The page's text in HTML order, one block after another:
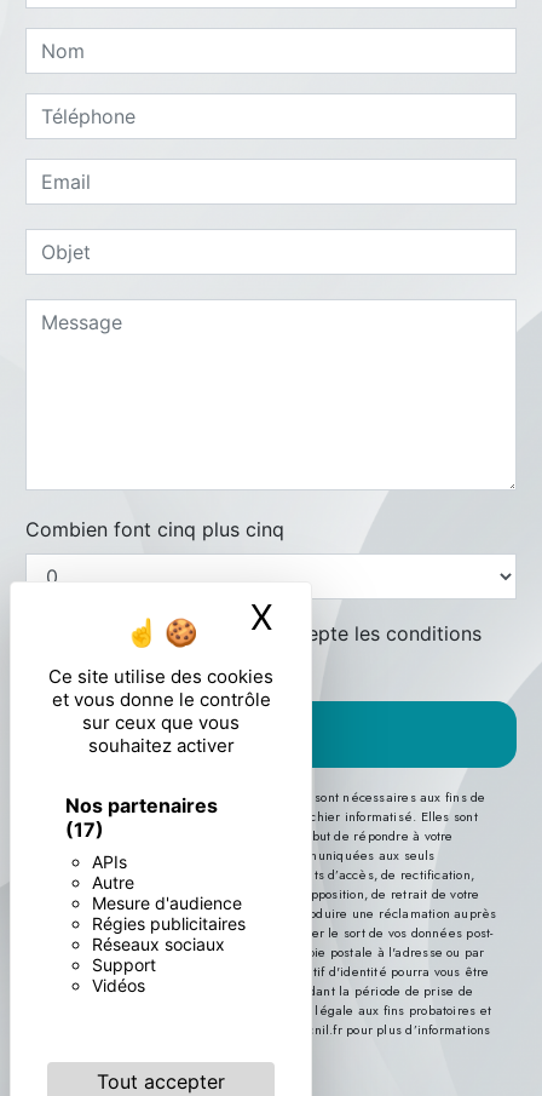
Ce site utilise des cookies
et vous donne le contrôle
sur ceux que vous
souhaitez activer
Nos partenaires
(17)
APIs
Autre
Mesure d'audience
Régies publicitaires
Réseaux sociaux
Support
Vidéos
Tout accepter
X Masquer le
Combien font cinq plus cinq
En cochant cette case, j'accepte les conditions
ENVOYER
** Les données personnelles communiquées sont nécessaires aux fins de
vous contacter et sont enregistrées dans un fichier informatisé. Elles sont
destinées à et ses sous-traitants dans le seul but de répondre à votre
message. Les données collectées seront communiquées aux seuls
destinataires suivants: . Vous disposez de droits d’accès, de rectification,
d’effacement, de portabilité, de limitation, d’opposition, de retrait de votre
consentement à tout moment et du droit d’introduire une réclamation auprès
d’une autorité de contrôle, ainsi que d’organiser le sort de vos données post-
mortem. Vous pouvez exercer ces droits par voie postale à l'adresse ou par
courrier électronique à l'adresse . Un justificatif d'identité pourra vous être
demandé. Nous conservons vos données pendant la période de prise de
contact puis pendant la durée de prescription légale aux fins probatoires et
de gestion des contentieux. Consultez le site cnil.fr pour plus d’informations